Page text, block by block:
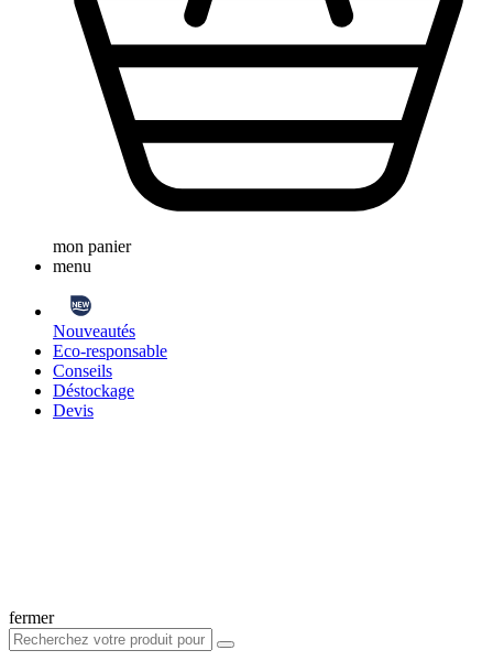
mon panier
menu
Nouveautés
Eco-responsable
Conseils
Déstockage
Devis
fermer